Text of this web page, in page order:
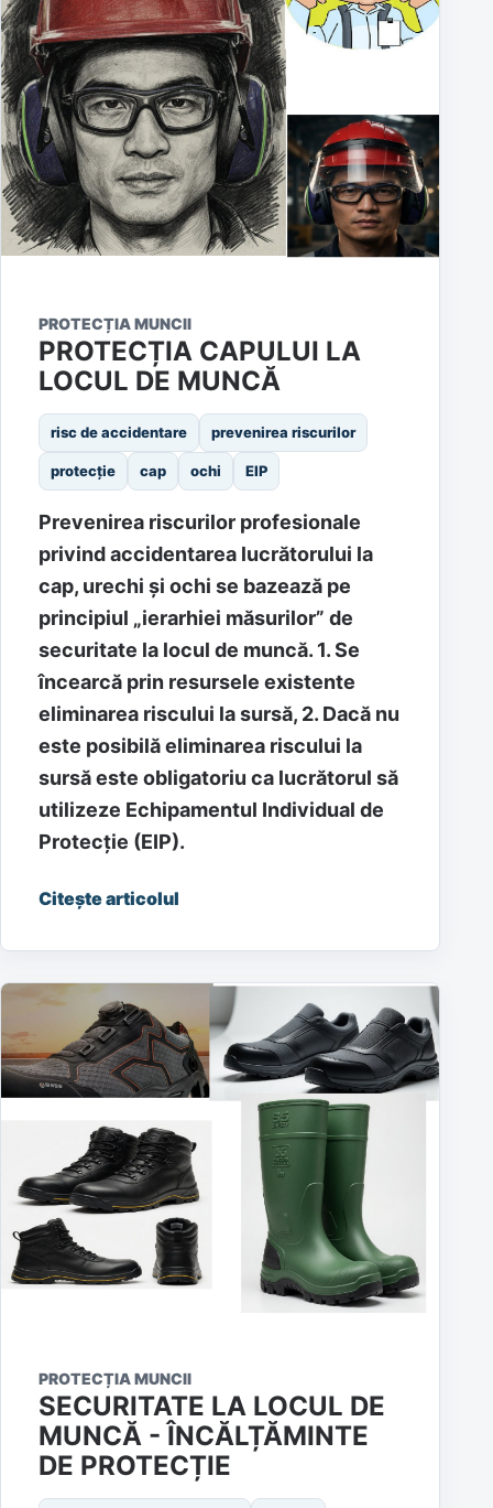
PROTECȚIA MUNCII
PROTECȚIA CAPULUI LA
LOCUL DE MUNCĂ
risc de accidentare prevenirea riscurilor
protecție cap ochi EIP
Prevenirea riscurilor profesionale
privind accidentarea lucrătorului la
cap, urechi și ochi se bazează pe
principiul „ierarhiei măsurilor” de
securitate la locul de muncă. 1. Se
încearcă prin resursele existente
eliminarea riscului la sursă, 2. Dacă nu
este posibilă eliminarea riscului la
sursă este obligatoriu ca lucrătorul să
utilizeze Echipamentul Individual de
Protecție (EIP).
Citește articolul
PROTECȚIA MUNCII
SECURITATE LA LOCUL DE
MUNCĂ - ÎNCĂLȚĂMINTE
DE PROTECȚIE